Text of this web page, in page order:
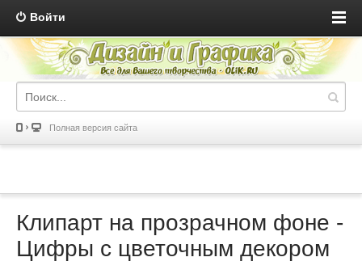
Войти
Полная версия сайта
Клипарт на прозрачном фоне -
Цифры с цветочным декором